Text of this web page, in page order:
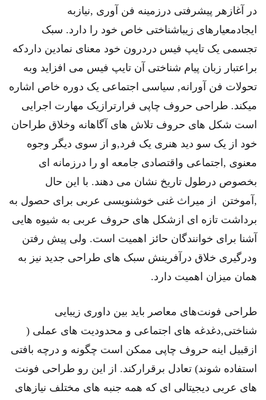
در آغازهر پیشرفتی درزمینه فن آوری ,نیازبه
ایجادمعیارهای زیباشناختی خاص خود را دارد. سبک
تجسمی یک تایپ فیس دردرون خود معنای نمادین داردکه
براعتبار زبان پیام شناختی آن تایپ فیس می افزاید وبه
تحولات فن آورانه, سیاسی اجتماعی یک دوره خاص اشاره
میکند. طراحی حروف چاپی فرارترازیک مهارت اجرایی
است شکل های حروف تلاش های آگاهانه وخلاق طراحان
خود از یک سو دید هنری یک فرد,و از سوی دیگر وجوه
معنوی ,اجتماعی واقتصادی جامعه او را درزمانه ای
بخصوص درطول تاریخ نشان می دهند. با این حال
,آموختن از میراث غنی خوشنویسی عربی برای حصول به
برداشت تازه ای ازشکل های حروف عربی به شیوه هایی
آشنا برای خوانندگان حائز اهمیت است. ولی پیش رفتن
ودرگیری خلاق درآفرینش سبک های طراحی جدید نیز به
همان میزان اهمیت دارد.
طراحی فونت‌های معاصر باید بین داوری زیبایی
شناختی,دغدغه های اجتماعی و محدودیت های عملی (
ازقبیل اینه حروف چاپی ممکن است چگونه و درچه بافتی
استفاده شوند) تعادل برقرارکند. از این رو طراحی فونت
های عربی دیجیتالی ای که همه جنبه های مختلف نیازهای